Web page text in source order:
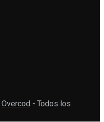
Overcod - Todos los